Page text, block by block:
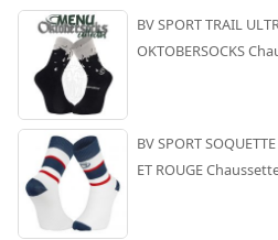
BV SPORT TRAIL
OKTOBERSOCKS
BV SPORT
ET ROUGE